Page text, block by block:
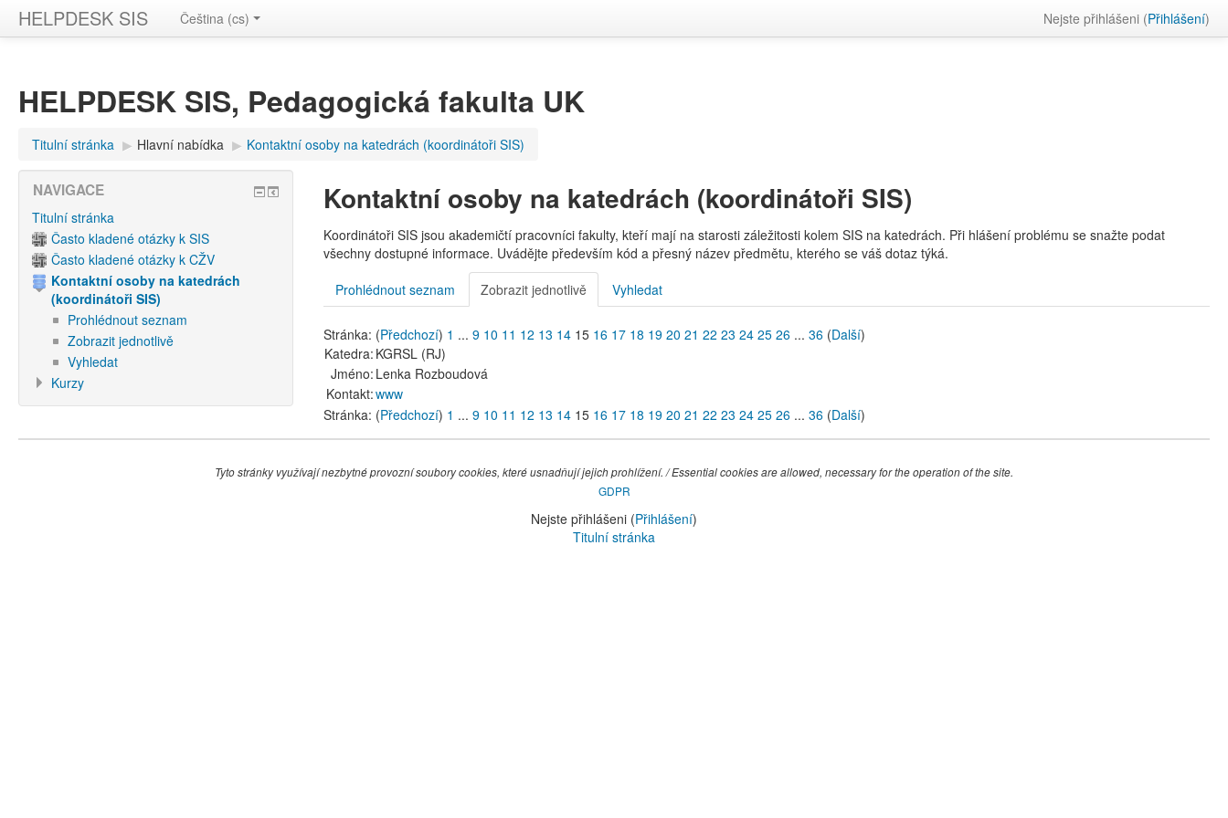
HELPDESK SIS Nejste přihlášeni (Přihlášení)
Čeština ‎(cs)‎
HELPDESK SIS, Pedagogická fakulta UK
Titulní stránka ▶︎ Hlavní nabídka ▶︎ Kontaktní osoby na katedrách (koordinátoři SIS)
Kontaktní osoby na katedrách (koordinátoři SIS)
Koordinátoři SIS jsou akademičtí pracovníci fakulty, kteří mají na starosti záležitosti kolem SIS na katedrách. Při hlášení problému se snažte podat
všechny dostupné informace. Uvádějte především kód a přesný název předmětu, kterého se váš dotaz týká.
Prohlédnout seznam
Zobrazit jednotlivě Vyhledat
Stránka: (Předchozí) 1 ...9 10 11 12 13 14 15 16 17 18 19 20 21 22 23 24 25 26 ...36 (Další)
Katedra: KGRSL (RJ)
Jméno: Lenka Rozboudová
Kontakt:www
Stránka: (Předchozí) 1 ...9 10 11 12 13 14 15 16 17 18 19 20 21 22 23 24 25 26 ...36 (Další)
NAVIGACE
Titulní stránka
Často kladené otázky k SIS
Často kladené otázky k CŽV
Kontaktní osoby na katedrách
(koordinátoři SIS)
Prohlédnout seznam
Zobrazit jednotlivě
Vyhledat
Kurzy
Tyto stránky využívají nezbytné provozní soubory cookies, které usnadňují jejich prohlížení. / Essential cookies are allowed, necessary for the operation of the site.
GDPR
Nejste přihlášeni (Přihlášení)
Titulní stránka